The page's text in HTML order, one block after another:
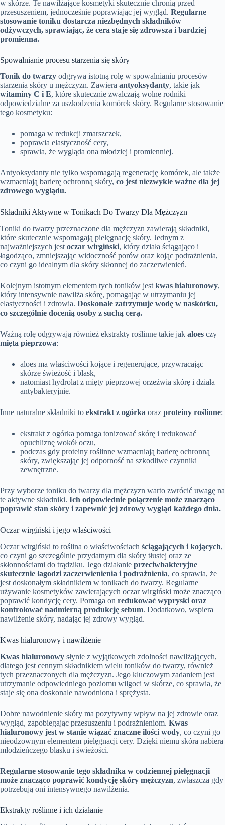
w skórze. Te nawilżające kosmetyki skutecznie chronią przed
przesuszeniem, jednocześnie poprawiając jej wygląd. Regularne
stosowanie toniku dostarcza niezbędnych składników
odżywczych, sprawiając, że cera staje się zdrowsza i bardziej
promienna.
Spowalnianie procesu starzenia się skóry
Tonik do twarzy odgrywa istotną rolę w spowalnianiu procesów
starzenia skóry u mężczyzn. Zawiera antyoksydanty, takie jak
witaminy C i E, które skutecznie zwalczają wolne rodniki
odpowiedzialne za uszkodzenia komórek skóry. Regularne stosowanie
tego kosmetyku:
pomaga w redukcji zmarszczek,
poprawia elastyczność cery,
sprawia, że wygląda ona młodziej i promienniej.
Antyoksydanty nie tylko wspomagają regenerację komórek, ale także
wzmacniają barierę ochronną skóry, co jest niezwykle ważne dla jej
zdrowego wyglądu.
Składniki Aktywne w Tonikach Do Twarzy Dla Mężczyzn
Toniki do twarzy przeznaczone dla mężczyzn zawierają składniki,
które skutecznie wspomagają pielęgnację skóry. Jednym z
najważniejszych jest oczar wirgiński, który działa ściągająco i
łagodząco, zmniejszając widoczność porów oraz kojąc podrażnienia,
co czyni go idealnym dla skóry skłonnej do zaczerwienień.
Kolejnym istotnym elementem tych toników jest kwas hialuronowy,
który intensywnie nawilża skórę, pomagając w utrzymaniu jej
elastyczności i zdrowia. Doskonale zatrzymuje wodę w naskórku,
co szczególnie docenią osoby z suchą cerą.
Ważną rolę odgrywają również ekstrakty roślinne takie jak aloes czy
mięta pieprzowa:
aloes ma właściwości kojące i regenerujące, przywracając
skórze świeżość i blask,
natomiast hydrolat z mięty pieprzowej orzeźwia skórę i działa
antybakteryjnie.
Inne naturalne składniki to ekstrakt z ogórka oraz proteiny roślinne:
ekstrakt z ogórka pomaga tonizować skórę i redukować
opuchliznę wokół oczu,
podczas gdy proteiny roślinne wzmacniają barierę ochronną
skóry, zwiększając jej odporność na szkodliwe czynniki
zewnętrzne.
Przy wyborze toniku do twarzy dla mężczyzn warto zwrócić uwagę na
te aktywne składniki. Ich odpowiednie połączenie może znacząco
poprawić stan skóry i zapewnić jej zdrowy wygląd każdego dnia.
Oczar wirgiński i jego właściwości
Oczar wirgiński to roślina o właściwościach ściągających i kojących,
co czyni go szczególnie przydatnym dla skóry tłustej oraz ze
skłonnościami do trądziku. Jego działanie przeciwbakteryjne
skutecznie łagodzi zaczerwienienia i podrażnienia, co sprawia, że
jest doskonałym składnikiem w tonikach do twarzy. Regularne
używanie kosmetyków zawierających oczar wirgiński może znacząco
poprawić kondycję cery. Pomaga on redukować wypryski oraz
kontrolować nadmierną produkcję sebum. Dodatkowo, wspiera
nawilżenie skóry, nadając jej zdrowy wygląd.
Kwas hialuronowy i nawilżenie
Kwas hialuronowy słynie z wyjątkowych zdolności nawilżających,
dlatego jest cennym składnikiem wielu toników do twarzy, również
tych przeznaczonych dla mężczyzn. Jego kluczowym zadaniem jest
utrzymanie odpowiedniego poziomu wilgoci w skórze, co sprawia, że
staje się ona doskonale nawodniona i sprężysta.
Dobre nawodnienie skóry ma pozytywny wpływ na jej zdrowie oraz
wygląd, zapobiegając przesuszeniu i podrażnieniom. Kwas
hialuronowy jest w stanie wiązać znaczne ilości wody, co czyni go
nieodzownym elementem pielęgnacji cery. Dzięki niemu skóra nabiera
młodzieńczego blasku i świeżości.
Regularne stosowanie tego składnika w codziennej pielęgnacji
może znacząco poprawić kondycję skóry mężczyzn, zwłaszcza gdy
potrzebują oni intensywnego nawilżenia.
Ekstrakty roślinne i ich działanie